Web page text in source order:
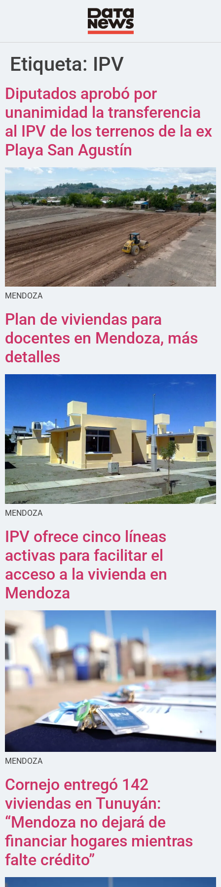
Etiqueta: IPV
Diputados aprobó por
unanimidad la transferencia
al IPV de los terrenos de la ex
Playa San Agustín
MENDOZA
Plan de viviendas para
docentes en Mendoza, más
detalles
MENDOZA
IPV ofrece cinco líneas
activas para facilitar el
acceso a la vivienda en
Mendoza
MENDOZA
Cornejo entregó 142
viviendas en Tunuyán:
“Mendoza no dejará de
financiar hogares mientras
falte crédito”